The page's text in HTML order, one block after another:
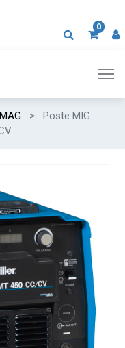
0
Poste MIG